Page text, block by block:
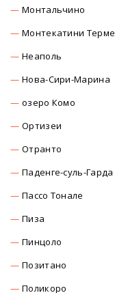
Монтальчино
Монтекатини Терме
Неаполь
Нова-Сири-Марина
озеро Комо
Ортизеи
Отранто
Паденге-суль-Гарда
Пассо Тонале
Пиза
Пинцоло
Позитано
Поликоро